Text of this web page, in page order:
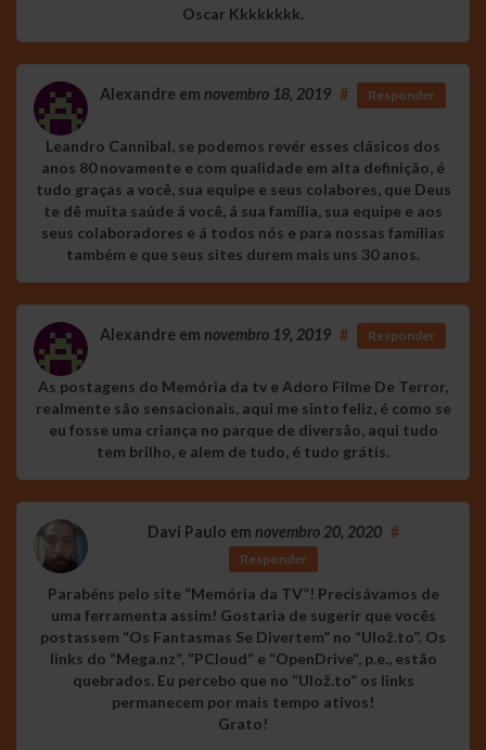
Oscar Kkkkkkkk.
Alexandre em novembro 18, 2019 # Responder
Leandro Cannibal, se podemos revér esses clásicos dos
anos 80 novamente e com qualidade em alta definiçâo, é
tudo graças a você, sua equipe e seus colabores, que Deus
te dê muita saúde á você, á sua família, sua equipe e aos
seus colaboradores e á todos nós e para nossas famílias
também e que seus sites durem mais uns 30 anos.
Alexandre em novembro 19, 2019 # Responder
As postagens do Memória da tv e Adoro Filme De Terror,
realmente sâo sensacionais, aqui me sinto feliz, é como se
eu fosse uma criança no parque de diversâo, aqui tudo
tem brilho, e alem de tudo, é tudo grátis.
Davi Paulo em novembro 20, 2020 #
Responder
Parabéns pelo site “Memória da TV”! Precisávamos de
uma ferramenta assim! Gostaria de sugerir que vocês
postassem “Os Fantasmas Se Divertem” no “Ulož.to”. Os
links do “Mega.nz”, “PCloud” e “OpenDrive”, p.e., estão
quebrados. Eu percebo que no “Ulož.to” os links
permanecem por mais tempo ativos!
Grato!